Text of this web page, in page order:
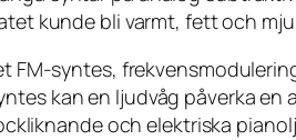
kunde bli varmt, fett och
FM-syntes,
kan en ljudvåg påverka
och elektriska